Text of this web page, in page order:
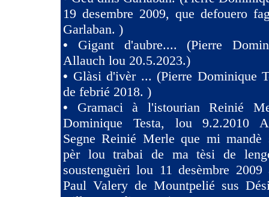
19 desembre 2009, que defouero
Garlaban. )
• Gigant d'aubre.... (Pierre
Allauch lou 20.5.2023.)
• Glàsi d'ivèr ... (Pierre Dominique
de febrié 2018. )
• Gramaci à l'istourian Reinié
Dominique Testa, lou 9.2.2010
Segne Reinié Merle que mi mandè
pèr lou trabai de ma tèsi de
soustenguèri lou 11 desèmbre
Paul Valery de Mountpelié sus